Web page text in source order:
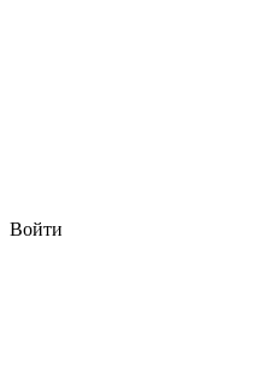
Войти